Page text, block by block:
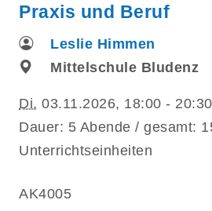
Praxis und Beruf
Leslie Himmen
Mittelschule Bludenz
Di. 03.11.2026, 18:00 -
Dauer: 5 Abende / gesamt:
Unterrichtseinheiten
AK4005